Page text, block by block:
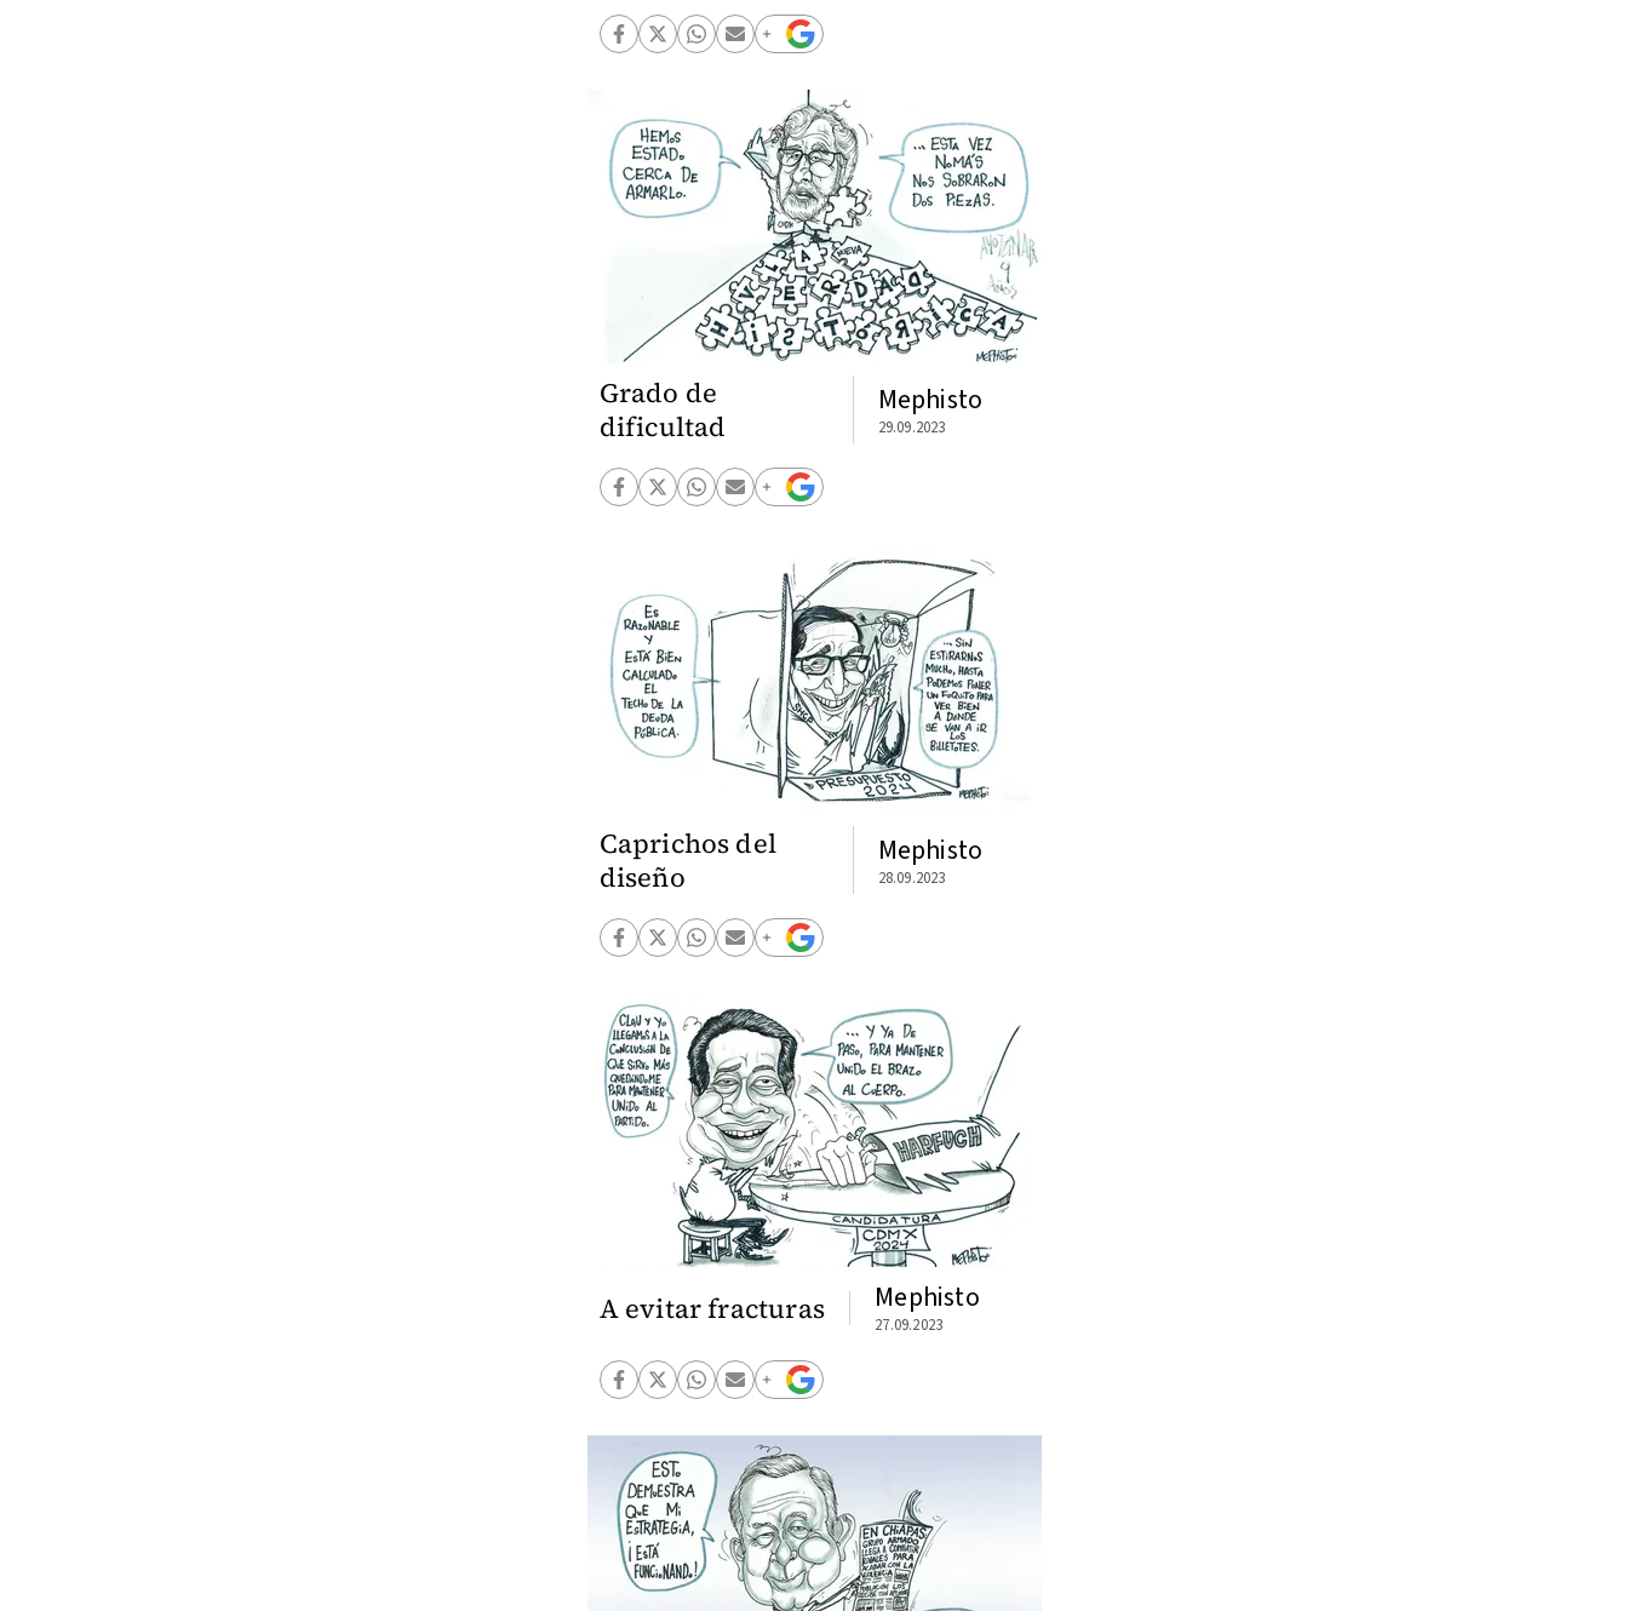
Grado de
dificultad
Mephisto
29.09.2023
Caprichos del
diseño
Mephisto
28.09.2023
A evitar fracturas Mephisto
27.09.2023